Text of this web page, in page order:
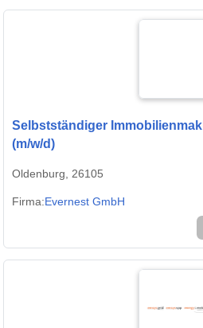
Selbstständiger
(m/w/d)
Oldenburg, 26105
Firma:Evernest GmbH